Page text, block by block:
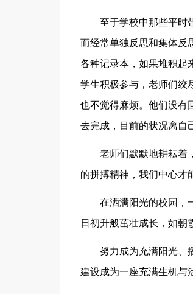
至于学校中那些平时
而经常单独反思和集体反
各种记录本，如果堆积起
学生积极参与，老师们绞
也不觉得麻烦。他们没有
去完成，目前的状况离自
老师们默默地耕耘着
的拼搏精神，我们中心才
在洒满阳光的校园，
日初升般茁壮成长，如朝
努力成为充满阳光、
建设成为一座充满生机与